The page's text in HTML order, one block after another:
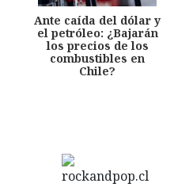
Ante caída del dólar y
el petróleo: ¿Bajarán
los precios de los
combustibles en
Chile?